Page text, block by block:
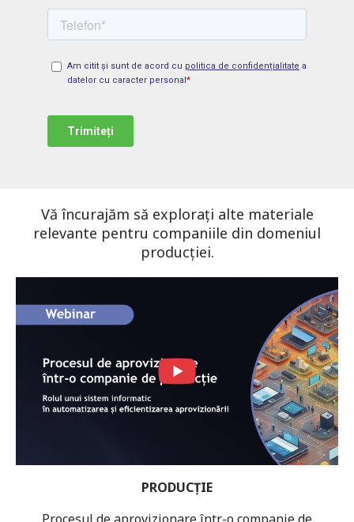
Vă încurajăm să explorați alte materiale
relevante pentru companiile din domeniul
producției.
PRODUCȚIE